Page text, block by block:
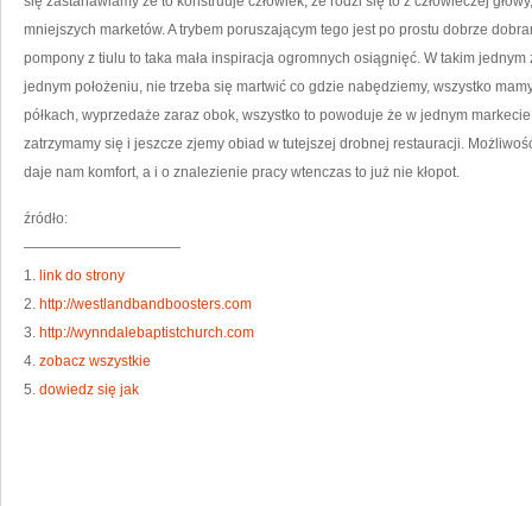
mniejszych marketów. A trybem poruszającym tego jest po prostu dobrze
pompony z tiulu to taka mała inspiracja ogromnych osiągnięć. W takim
jednym położeniu, nie trzeba się martwić co gdzie nabędziemy, wszystko
półkach, wyprzedaże zaraz obok, wszystko to powoduje że w jednym
zatrzymamy się i jeszcze zjemy obiad w tutejszej drobnej restauracji.
daje nam komfort, a i o znalezienie pracy wtenczas to już nie kłopot.
źródło:
———————————
1. link do strony
2. http://westlandbandboosters.com
3. http://wynndalebaptistchurch.com
4. zobacz wszystkie
5. dowiedz się jak